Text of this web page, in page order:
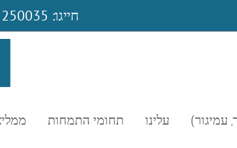
חייגו: 054-5250035
עמיגור) עלינו תחומי התמחות